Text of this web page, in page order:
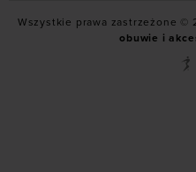
Wszystkie prawa zastrzeżone ©
obuwie i